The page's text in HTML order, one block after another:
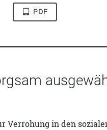
PDF
Verrohung in den